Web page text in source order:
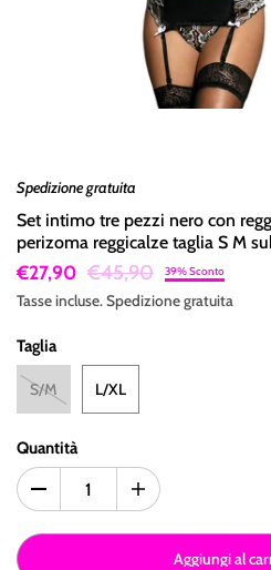
Spedizione gratuita
Set intimo tre pezzi nero con
perizoma reggicalze taglia S M
€27,90 €45,90 39% Sconto
Tasse incluse.Spedizionegratuita
Taglia
S/M L/XL
Quantità
Aggiungialcar